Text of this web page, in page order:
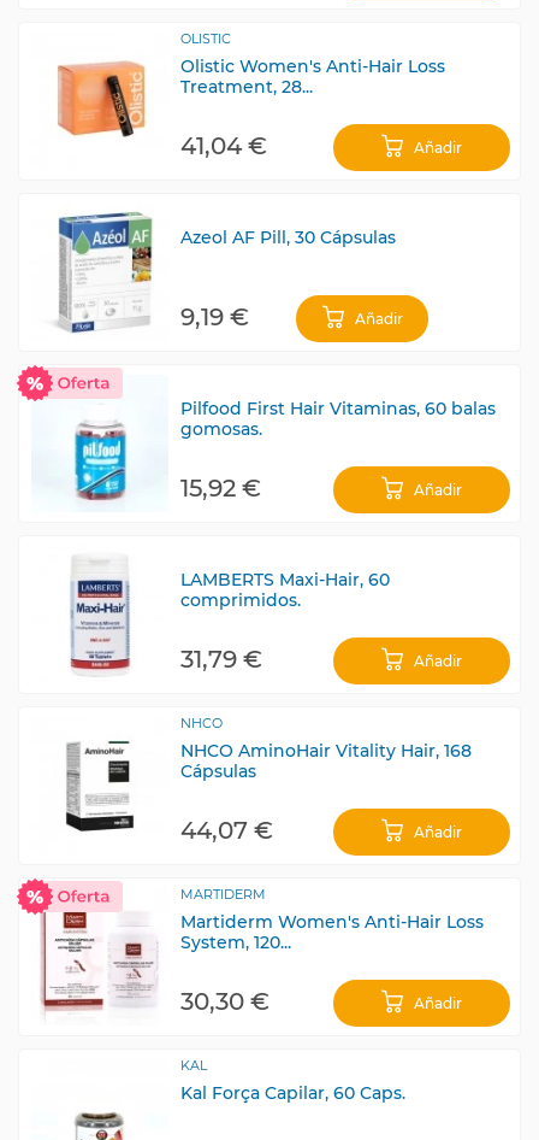
OLISTIC
Olistic Women's Anti-Hair Loss
Treatment, 28...
41,04 € Añadir
Azeol AF Pill, 30 Cápsulas
9,19 € Añadir
Pilfood First Hair Vitaminas, 60 balas
gomosas.
15,92 € Añadir
LAMBERTS Maxi-Hair, 60
comprimidos.
31,79 € Añadir
NHCO
NHCO AminoHair Vitality Hair, 168
Cápsulas
44,07 € Añadir
MARTIDERM
Martiderm Women's Anti-Hair Loss
System, 120...
30,30 € Añadir
KAL
Kal Força Capilar, 60 Caps.